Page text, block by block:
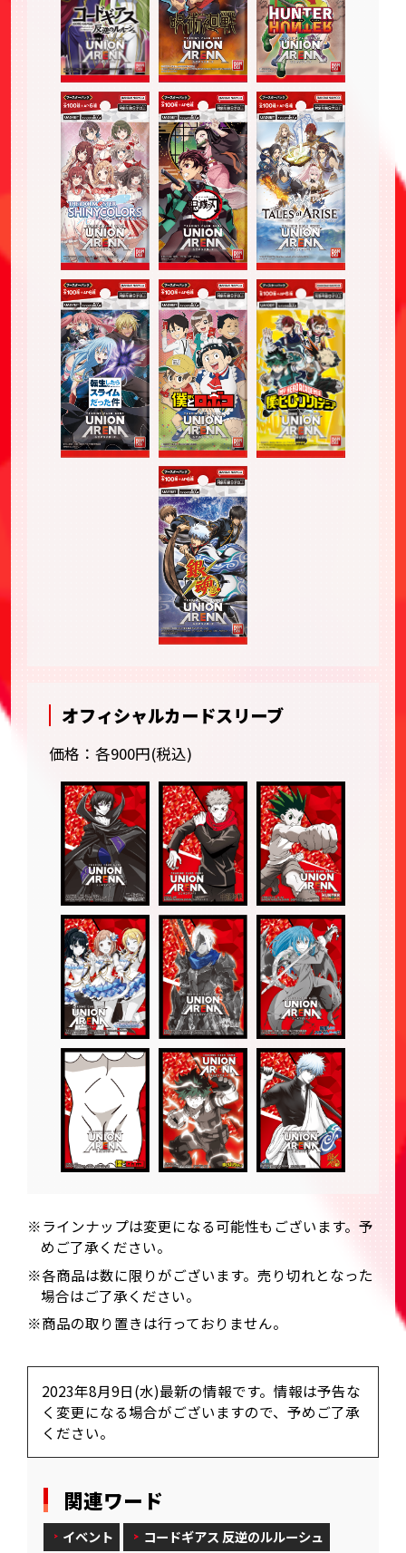
オフィシャルカードスリーブ
価格：各900円(税込)
※ラインナップは変更になる可能性もございます。予
めご了承ください。
※各商品は数に限りがございます。売り切れとなった
場合はご了承ください。
※商品の取り置きは行っておりません。
2023年8月9日(水)最新の情報です。情報は予告な
く変更になる場合がございますので、予めご了承
ください。
関連ワード
イベント コードギアス 反逆のルルーシュ